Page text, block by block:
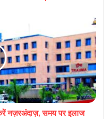
नज़रअंदाज़, समय पर इलाज